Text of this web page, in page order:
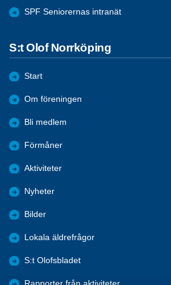
SPF Seniorernas intranät
S:t Olof Norrköping
Start
Om föreningen
Bli medlem
Förmåner
Aktiviteter
Nyheter
Bilder
Lokala äldrefrågor
S:t Olofsbladet